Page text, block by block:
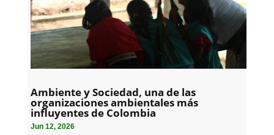
Ambiente y Sociedad, una de las
organizaciones ambientales más
influyentes de Colombia
Jun 12, 2026